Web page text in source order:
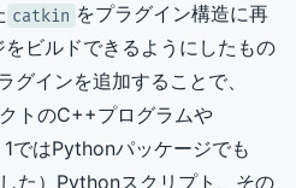
catkin をプラグイン構造に再
ビルドできるようにしたもの
グインを追加することで、
トのC++プログラムや
1ではPythonパッケージでも
た）Pythonスクリプト、その